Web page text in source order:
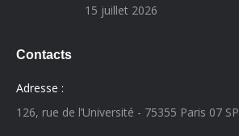
15 juillet 2026
Contacts
Adresse :
126, rue de l’Université - 75355 Paris 07 SP